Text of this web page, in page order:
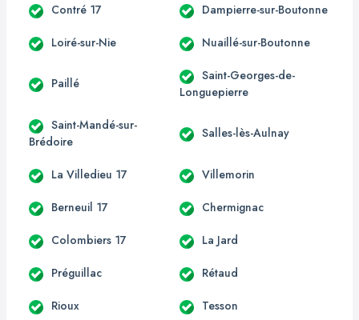
Contré 17 Dampierre-sur-Boutonne
Loiré-sur-Nie Nuaillé-sur-Boutonne
Paillé
Saint-Georges-de-
Longuepierre
Saint-Mandé-sur-
Brédoire
Salles-lès-Aulnay
La Villedieu 17 Villemorin
Berneuil 17 Chermignac
Colombiers 17 La Jard
Préguillac Rétaud
Rioux Tesson